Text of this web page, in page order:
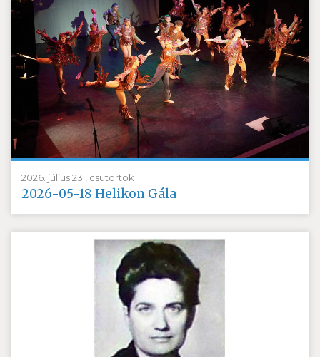
2026. július 23., csütörtök
2026-05-18 Helikon Gála